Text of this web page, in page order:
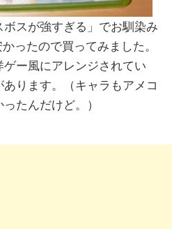
ボスが強すぎる」でお馴染み
ったので買ってみました。
ー風にアレンジされてい
ります。（キャラもアメコ
たんだけど。）